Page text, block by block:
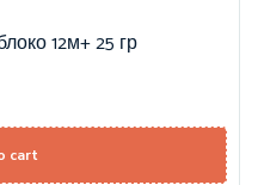
12м+ 25 гр
cart